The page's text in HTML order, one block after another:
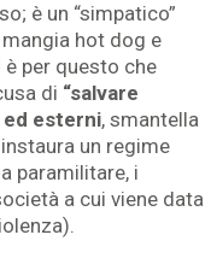
è un “simpatico”
hot dog e
è per questo che
di “salvare
ed esterni, smantella
un regime
paramilitare, i
a cui viene data